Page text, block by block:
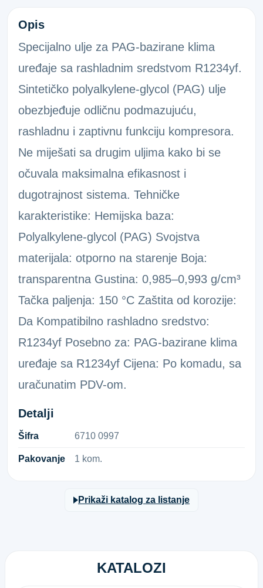
PAG100 ULJE HV R1234YF 250ML
Opis
Specijalno ulje za PAG-bazirane klima
uređaje sa rashladnim sredstvom R1234yf.
Sintetičko polyalkylene-glycol (PAG) ulje
obezbjeđuje odličnu podmazujuću,
rashladnu i zaptivnu funkciju kompresora.
Ne miješati sa drugim uljima kako bi se
očuvala maksimalna efikasnost i
dugotrajnost sistema. Tehničke
karakteristike: Hemijska baza:
Polyalkylene-glycol (PAG) Svojstva
materijala: otporno na starenje Boja:
transparentna Gustina: 0,985–0,993 g/cm³
Tačka paljenja: 150 °C Zaštita od korozije:
Da Kompatibilno rashladno sredstvo:
R1234yf Posebno za: PAG-bazirane klima
uređaje sa R1234yf Cijena: Po komadu, sa
uračunatim PDV-om.
Detalji
Šifra 6​7​1​0​ ​0​9​9​7​
Pakovanje 1 kom.
Prikaži katalog za listanje
KATALOZI